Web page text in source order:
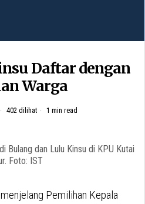
Daftar dengan
Warga
402 dilihat 1 min read
Bulang dan Lulu Kinsu di KPU Kutai
Foto: IST
Pemilihan Kepala